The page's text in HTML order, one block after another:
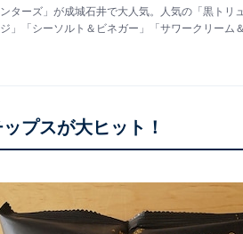
ターズ」が成城石井で大人気。人気の「黒トリ
」「シーソルト＆ビネガー」「サワークリーム
プスが大ヒット！